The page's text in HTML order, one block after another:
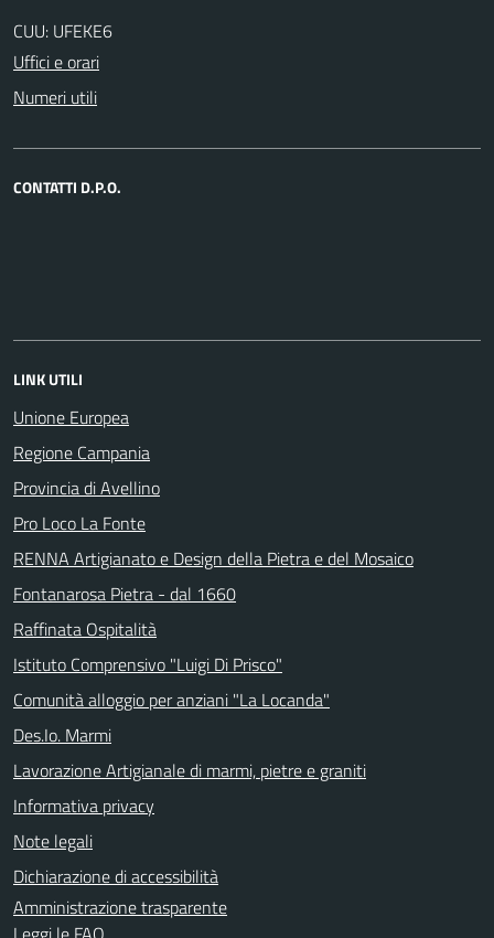
CUU: UFEKE6
Uffici e orari
Numeri utili
CONTATTI D.P.O.
LINK UTILI
Unione Europea
Regione Campania
Provincia di Avellino
Pro Loco La Fonte
RENNA Artigianato e Design della Pietra e del Mosaico
Fontanarosa Pietra - dal 1660
Raffinata Ospitalità
Istituto Comprensivo "Luigi Di Prisco"
Comunità alloggio per anziani "La Locanda"
Des.Io. Marmi
Lavorazione Artigianale di marmi, pietre e graniti
Informativa privacy
Note legali
Dichiarazione di accessibilità
Amministrazione trasparente